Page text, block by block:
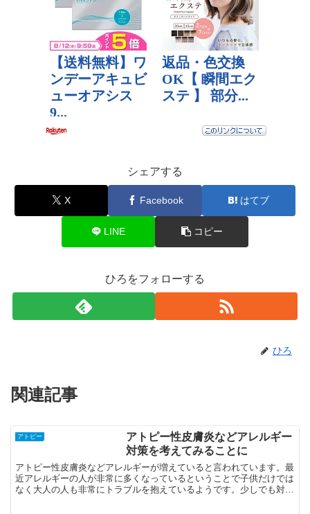
シェアする
X Facebook はてブ
LINE コピー
ひろをフォローする
ひろ
関連記事
アトピー
アトピー性皮膚炎などアレルギー
対策を考えてみることに
アトピー性皮膚炎などアレルギーが増えていると言われています。最
近アレルギーの人が非常に多くなっているということで子供だけでは
なく大人の人も非常にトラブルを抱えているようです。少しでも対策